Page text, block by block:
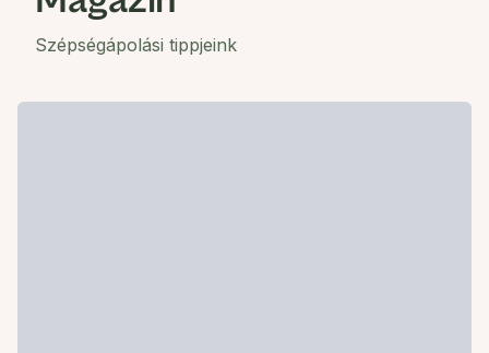
Szépségápolási tippjeink